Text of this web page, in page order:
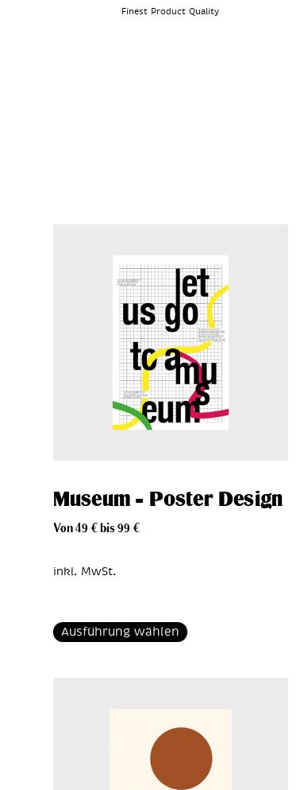
Finest Product Quality
Museum – Poster Design
Von49 €bis99 €
inkl. MwSt.
Ausführung wählen